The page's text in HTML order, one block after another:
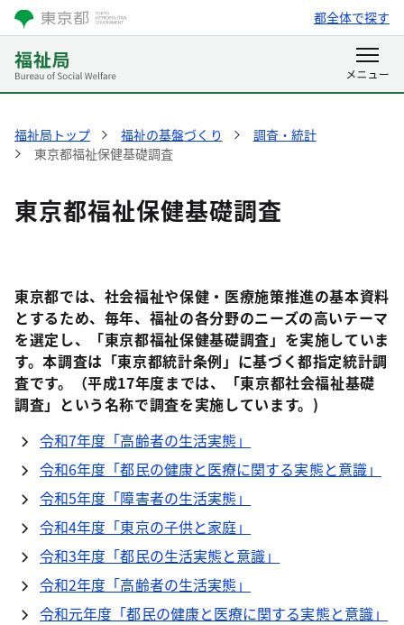
都全体で探す
福祉局トップ 福祉の基盤づくり
調査・統計
東京都福祉保健基礎調査
東京都福祉保健基礎調査
東京都では、社会福祉や保健・医療施策推進の基本資料
とするため、毎年、福祉の各分野のニーズの高いテーマ
を選定し、「東京都福祉保健基礎調査」を実施していま
す。本調査は「東京都統計条例」に基づく都指定統計調
査です。（平成17年度までは、「東京都社会福祉基礎
調査」という名称で調査を実施しています。)
令和7年度「高齢者の生活実態」
令和6年度「都民の健康と医療に関する実態と意識」
令和5年度「障害者の生活実態」
令和4年度「東京の子供と家庭」
令和3年度「都民の生活実態と意識」
令和2年度「高齢者の生活実態」
令和元年度「都民の健康と医療に関する実態と意識」